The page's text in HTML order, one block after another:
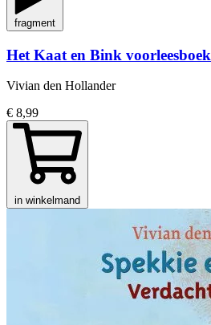
fragment
Het Kaat en Bink voorleesboek
Vivian den Hollander
€ 8,99
in winkelmand